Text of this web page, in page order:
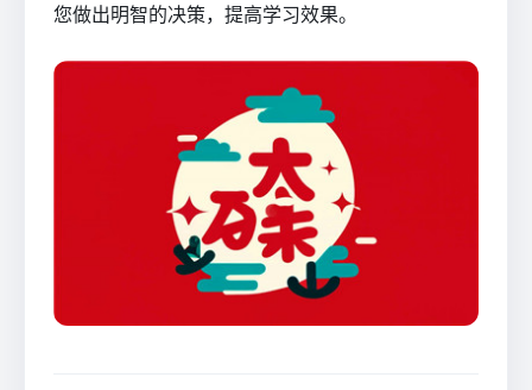
您做出明智的决策，提高学习效果。